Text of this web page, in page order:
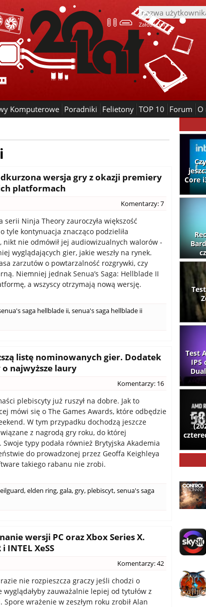
Załóż konto
Komputerowe Poradniki Felietony TOP 10 Forum O
wersja gry z okazji premiery
platformach
Komentarzy: 7
serii Ninja Theory zauroczyła większość
tyle kontynuacja znacząco podzieliła
nikt nie odmówił jej audiowizualnych walorów -
wyglądających gier, jakie weszły na rynek.
zarzutów o powtarzalność rozgrywki, czy
Niemniej jednak Senua’s Saga: Hellblade II
a wszyscy otrzymają nową wersję.
saga hellblade ii,senua's saga hellblade ii
listę nominowanych gier. Dodatek
najwyższe laury
Komentarzy: 16
plebiscyty już ruszył na dobre. Jak to
mówi się o The Games Awards, które odbędzie
W tym przypadku dochodzą jeszcze
z nagrodą gry roku, do której
typy podała również Brytyjska Akademia
do prowadzonej przez Geoffa Keighleya
takiego rabanu nie zrobi.
,elden ring,gala,gry, plebiscyt,senua's saga
wersji PC oraz Xbox Series X.
INTEL XeSS
Komentarzy: 42
nie rozpieszcza graczy jeśli chodzi o
zauważalnie lepiej od tytułów z
wrażenie w zeszłym roku zrobił Alan
Core
Test
IPS